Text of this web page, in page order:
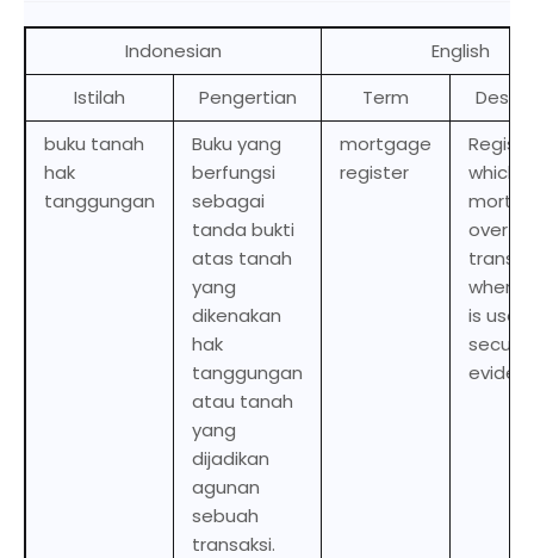
Indonesian
English
Istilah
Pengertian Term
buku tanah
hak
tanggungan
Buku yang
berfungsi
sebagai
tanda bukti
atas tanah
yang
dikenakan
hak
tanggungan
atau tanah
yang
dijadikan
agunan
sebuah
transaksi.
mortgage
register
which
over
where
is